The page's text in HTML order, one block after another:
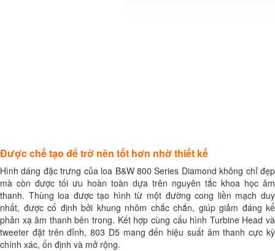
Được chế tạo để trở nên tốt hơn nhờ thiết kế
Hình dáng đặc trưng của loa B&W 800 Series Diamond không chỉ đẹp
mà còn được tối ưu hoàn toàn dựa trên nguyên tắc khoa học âm
thanh. Thùng loa được tạo hình từ một đường cong liền mạch duy
nhất, được cố định bởi khung nhôm chắc chắn, giúp giảm đáng kể
phản xạ âm thanh bên trong. Kết hợp cùng cấu hình Turbine Head và
tweeter đặt trên đỉnh, 803 D5 mang đến hiệu suất âm thanh cực kỳ
chính xác, ổn định và mở rộng.